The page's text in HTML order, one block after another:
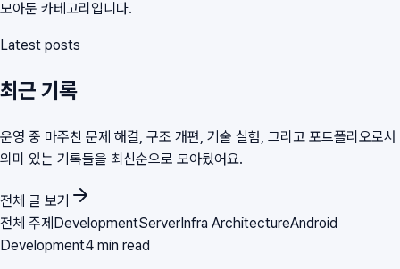
모아둔 카테고리입니다.
Latest posts
최근 기록
운영 중 마주친 문제 해결, 구조 개편, 기술 실험, 그리고 포트폴리오로서
의미 있는 기록들을 최신순으로 모아뒀어요.
전체 글 보기
전체 주제DevelopmentServerInfra ArchitectureAndroid
Development4 min read